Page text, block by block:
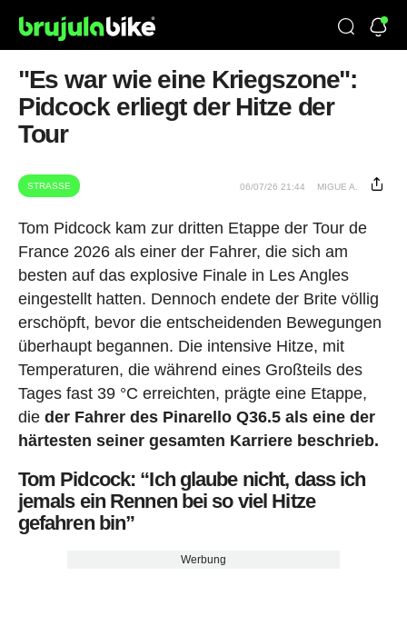
"Es war wie eine Kriegszone":
Pidcock erliegt der Hitze der
Tour
STRASSE 06/07/26 21:44 MIGUE A.
Tom Pidcock kam zur dritten Etappe der Tour de
France 2026 als einer der Fahrer, die sich am
besten auf das explosive Finale in Les Angles
eingestellt hatten. Dennoch endete der Brite völlig
erschöpft, bevor die entscheidenden Bewegungen
überhaupt begannen. Die intensive Hitze, mit
Temperaturen, die während eines Großteils des
Tages fast 39 °C erreichten, prägte eine Etappe,
die der Fahrer des Pinarello Q36.5 als eine der
härtesten seiner gesamten Karriere beschrieb.
Tom Pidcock: “Ich glaube nicht, dass ich
jemals ein Rennen bei so viel Hitze
gefahren bin”
Werbung